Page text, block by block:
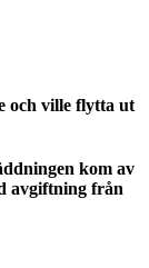
och ville flytta ut
kom av
avgiftning från